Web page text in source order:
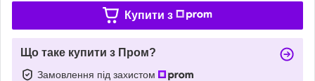
Купити з
Що таке купити з Пром?
Замовлення під захистом